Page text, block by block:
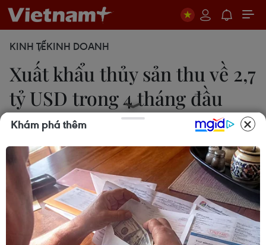
KINH TẾKINH DOANH
Xuất khẩu thủy sản thu về 2,7
tỷ USD trong 4 tháng đầu
năm
Xuân Anh
14/05/2024 04:23
Lũy kế 4 tháng đầu năm 2024, xuất khẩu thủy sản
thu về 2,7 tỷ USD, tăng 6% so với cùng kỳ năm
2023, trong đó chỉ riêng tháng 4/2024, xuất khẩu
Khám phá thêm